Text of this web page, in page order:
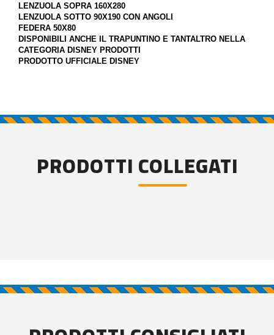
LENZUOLA SOPRA 160X280
LENZUOLA SOTTO 90X190 CON ANGOLI
FEDERA 50X80
DISPONIBILI ANCHE IL TRAPUNTINO E TANTALTRO NELLA
CATEGORIA DISNEY PRODOTTI
PRODOTTO UFFICIALE DISNEY
PRODOTTI COLLEGATI